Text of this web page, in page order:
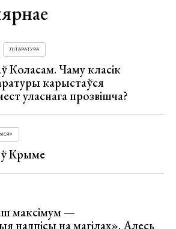
ЛІТАРАТУРА
Коласам. Чаму класік
карыстаўся
уласнага прозвішча?
ў Крыме
максімум —
надпісы на магілах». Алесь